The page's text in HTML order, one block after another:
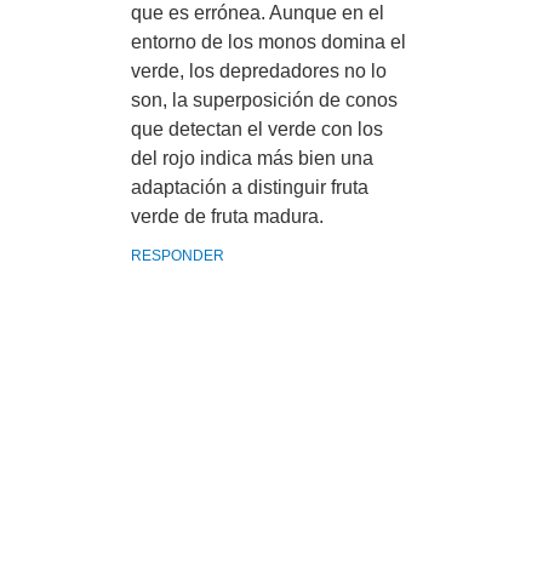
que es errónea. Aunque en el
entorno de los monos domina el
verde, los depredadores no lo
son, la superposición de conos
que detectan el verde con los
del rojo indica más bien una
adaptación a distinguir fruta
verde de fruta madura.
RESPONDER